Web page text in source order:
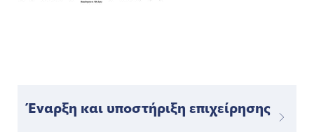
Έναρξη και υποστήριξη επιχείρησης